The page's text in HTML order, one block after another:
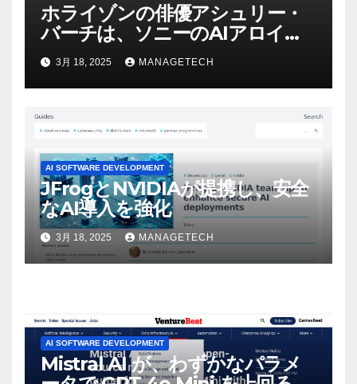
ホライゾンの俳優アシュリー・
バーチは、ソニーのAIアロイの
ビデオを見て「ゲームパフォー
マンスという芸術形式に不安を
感じた」と語る – IGN
3月 18, 2025 MANAGETECH
AI SOFTWARE DEVELOPMENT
JFrogとNVIDIAが提携し、安全
なAI導入を強化
3月 18, 2025 MANAGETECH
AI SOFTWARE DEVELOPMENT
Mistral AI が、わずかなパラメ